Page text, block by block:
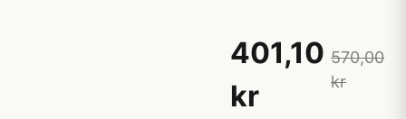
401,10
kr
570,00
kr